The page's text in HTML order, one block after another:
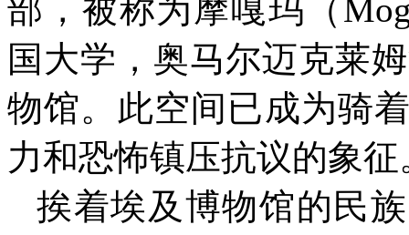
部，被称为摩嘎玛（
国大学，奥马尔迈克莱
物馆。此空间已成为骑
力和恐怖镇压抗议的象征
挨着埃及博物馆的民